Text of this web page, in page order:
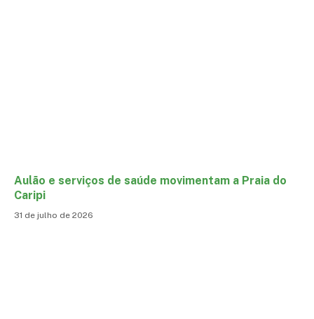
Aulão e serviços de saúde movimentam a Praia do
Caripi
31 de julho de 2026